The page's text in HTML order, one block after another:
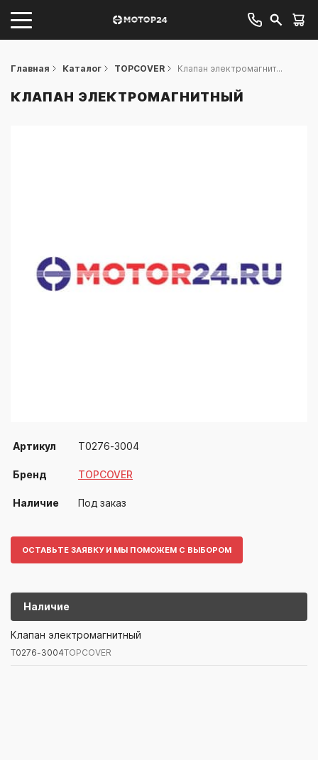
Главная Каталог TOPCOVER Клапан электромагнит...
КЛАПАН ЭЛЕКТРОМАГНИТНЫЙ
Артикул T0276-3004
Бренд TOPCOVER
Наличие Под заказ
ОСТАВЬТЕ ЗАЯВКУ И МЫ ПОМОЖЕМ С ВЫБОРОМ
Наличие
Артикул/БрендНаименование
T0276-3004TOPCOVER
Клапан электромагнитный
T0276-3004TOPCOVER